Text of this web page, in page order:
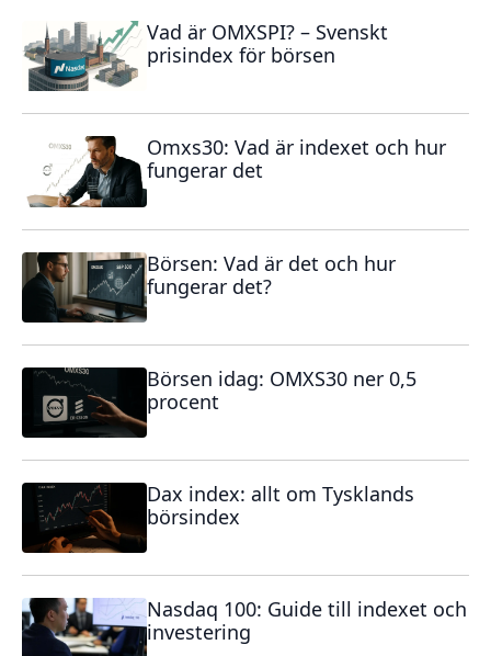
Vad är OMXSPI? – Svenskt
prisindex för börsen
Omxs30: Vad är indexet och hur
fungerar det
Börsen: Vad är det och hur
fungerar det?
Börsen idag: OMXS30 ner 0,5
procent
Dax index: allt om Tysklands
börsindex
Nasdaq 100: Guide till indexet och
investering